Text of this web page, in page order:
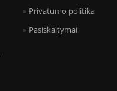
Privatumo politika
Pasiskaitymai